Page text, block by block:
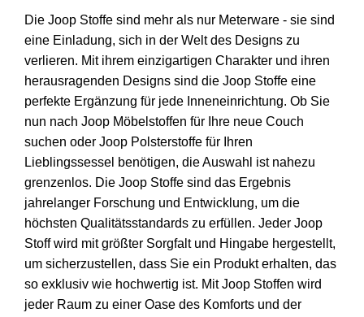
Die Joop Stoffe sind mehr als nur Meterware - sie sind
eine Einladung, sich in der Welt des Designs zu
verlieren. Mit ihrem einzigartigen Charakter und ihren
herausragenden Designs sind die Joop Stoffe eine
perfekte Ergänzung für jede Inneneinrichtung. Ob Sie
nun nach Joop Möbelstoffen für Ihre neue Couch
suchen oder Joop Polsterstoffe für Ihren
Lieblingssessel benötigen, die Auswahl ist nahezu
grenzenlos. Die Joop Stoffe sind das Ergebnis
jahrelanger Forschung und Entwicklung, um die
höchsten Qualitätsstandards zu erfüllen. Jeder Joop
Stoff wird mit größter Sorgfalt und Hingabe hergestellt,
um sicherzustellen, dass Sie ein Produkt erhalten, das
so exklusiv wie hochwertig ist. Mit Joop Stoffen wird
jeder Raum zu einer Oase des Komforts und der